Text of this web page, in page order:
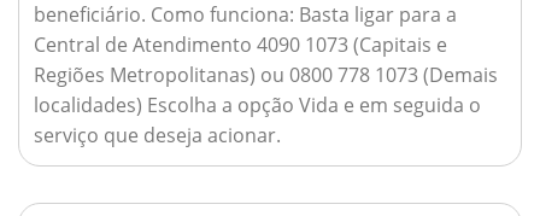
beneficiário. Como funciona: Basta ligar para a
Central de Atendimento 4090 1073 (Capitais e
Regiões Metropolitanas) ou 0800 778 1073 (Demais
localidades) Escolha a opção Vida e em seguida o
serviço que deseja acionar.